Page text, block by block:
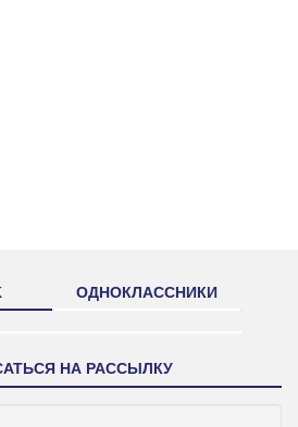
ОДНОКЛАССНИКИ
НА РАССЫЛКУ